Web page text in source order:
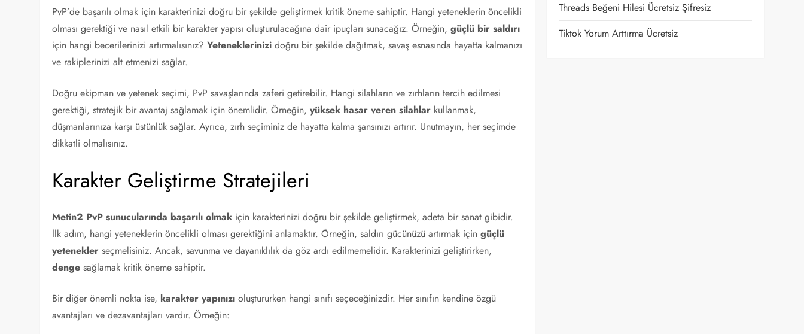
PvP’de başarılı olmak için karakterinizi doğru bir şekilde geliştirmek kritik öneme sahiptir. Hangi yeteneklerin öncelikli
olması gerektiği ve nasıl etkili bir karakter yapısı oluşturulacağına dair ipuçları sunacağız. Örneğin,güçlü bir saldırı
için hangi becerilerinizi artırmalısınız?Yeteneklerinizi doğru bir şekilde dağıtmak, savaş esnasında hayatta kalmanızı
ve rakiplerinizi alt etmenizi sağlar.
Doğru ekipman ve yetenek seçimi, PvP savaşlarında zaferi getirebilir. Hangi silahların ve zırhların tercih edilmesi
gerektiği, stratejik bir avantaj sağlamak için önemlidir. Örneğin,yüksek hasar veren silahlar kullanmak,
düşmanlarınıza karşı üstünlük sağlar. Ayrıca, zırh seçiminiz de hayatta kalma şansınızı artırır. Unutmayın, her seçimde
dikkatli olmalısınız.
Karakter Geliştirme Stratejileri
Metin2 PvP sunucularında başarılı olmak için karakterinizi doğru bir şekilde geliştirmek, adeta bir sanat gibidir.
İlk adım, hangi yeteneklerin öncelikli olması gerektiğini anlamaktır. Örneğin, saldırı gücünüzü artırmak içingüçlü
yetenekler seçmelisiniz. Ancak, savunma ve dayanıklılık da göz ardı edilmemelidir. Karakterinizi geliştirirken,
denge sağlamak kritik öneme sahiptir.
Bir diğer önemli nokta ise, karakter yapınızı oluştururken hangi sınıfı seçeceğinizdir. Her sınıfın kendine özgü
avantajları ve dezavantajları vardır. Örneğin:
Threads Beğeni Hilesi Ücretsiz Şifresiz
Tiktok Yorum Arttırma Ücretsiz